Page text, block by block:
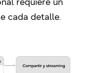
cada detalle.